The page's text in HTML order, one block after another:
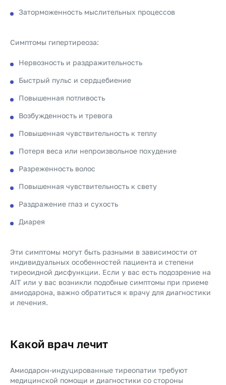
Заторможенность мыслительных процессов
Симптомы гипертиреоза:
Нервозность и раздражительность
Быстрый пульс и сердцебиение
Повышенная потливость
Возбужденность и тревога
Повышенная чувствительность к теплу
Потеря веса или непроизвольное похудение
Разреженность волос
Повышенная чувствительность к свету
Раздражение глаз и сухость
Диарея
Эти симптомы могут быть разными в зависимости от
индивидуальных особенностей пациента и степени
тиреоидной дисфункции. Если у вас есть подозрение на
AIT или у вас возникли подобные симптомы при приеме
амиодарона, важно обратиться к врачу для диагностики
и лечения.
Какой врач лечит
Амиодарон-индуцированные тиреопатии требуют
медицинской помощи и диагностики со стороны